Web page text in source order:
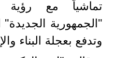
تماشياً مع رؤية
"الجمهورية
وتدفع بعجلة البناء